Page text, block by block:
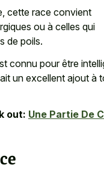
cette race convient
ou à celles qui
de poils.
connu pour être
un excellent ajout à
out: Une Partie De